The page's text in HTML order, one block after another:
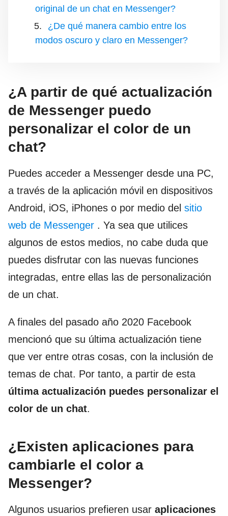
original de un chat en Messenger?
¿De qué manera cambio entre los
modos oscuro y claro en Messenger?
¿A partir de qué actualización
de Messenger puedo
personalizar el color de un
chat?
Puedes acceder a Messenger desde una PC,
a través de la aplicación móvil en dispositivos
Android, iOS, iPhones o por medio del sitio
web de Messenger . Ya sea que utilices
algunos de estos medios, no cabe duda que
puedes disfrutar con las nuevas funciones
integradas, entre ellas las de personalización
de un chat.
A finales del pasado año 2020 Facebook
mencionó que su última actualización tiene
que ver entre otras cosas, con la inclusión de
temas de chat. Por tanto, a partir de esta
última actualización puedes personalizar el
color de un chat.
¿Existen aplicaciones para
cambiarle el color a
Messenger?
Algunos usuarios prefieren usar aplicaciones